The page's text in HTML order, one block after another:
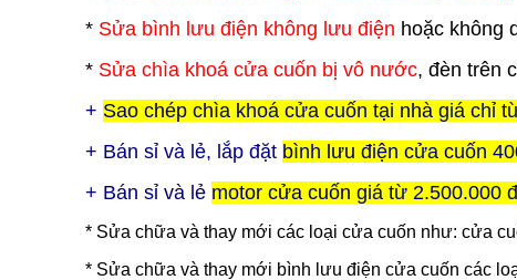
* Sửa bình lưu điện không lưu điện hoặc không
* Sửa chìa khoá cửa cuốn bị vô nước, đèn trên
+ Sao chép chìa khoá cửa cuốn tại nhà giá chỉ
+ Bán sỉ và lẻ, lắp đặt bình lưu điện cửa cuốn
+ Bán sỉ và lẻ motor cửa cuốn giá từ 2.500.000 đ
* Sửa chữa và thay mới các loại cửa cuốn như: cửa
* Sửa chữa và thay mới bình lưu điện cửa cuốn các